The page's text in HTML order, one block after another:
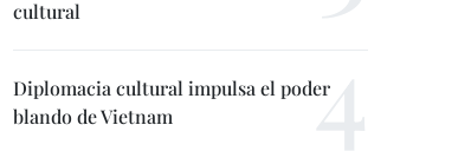
cultural
Diplomacia cultural impulsa el poder
blando de Vietnam